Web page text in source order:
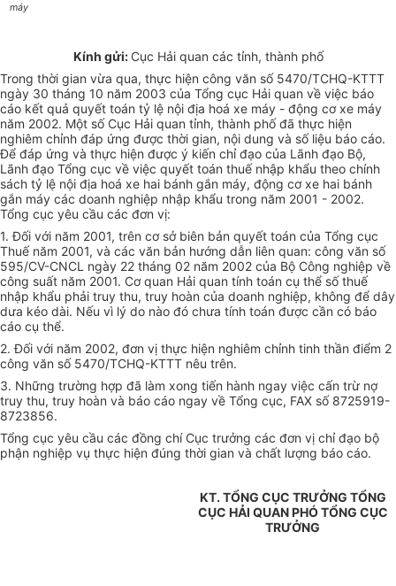
máy
Kính gửi: Cục Hải quan các tỉnh, thành phố
Trong thời gian vừa qua, thực hiện công văn số 5470/TCHQ-KTTT
ngày 30 tháng 10 năm 2003 của Tổng cục Hải quan về việc báo
cáo kết quả quyết toán tỷ lệ nội địa hoá xe máy - động cơ xe máy
năm 2002. Một số Cục Hải quan tỉnh, thành phố đã thực hiện
nghiêm chỉnh đáp ứng được thời gian, nội dung và số liệu báo cáo.
Để đáp ứng và thực hiện được ý kiến chỉ đạo của Lãnh đạo Bộ,
Lãnh đạo Tổng cục về việc quyết toán thuế nhập khẩu theo chính
sách tỷ lệ nội địa hoá xe hai bánh gắn máy, động cơ xe hai bánh
gắn máy các doanh nghiệp nhập khẩu trong năm 2001 - 2002.
Tổng cục yêu cầu các đơn vị:
1. Đối với năm 2001, trên cơ sở biên bản quyết toán của Tổng cục
Thuế năm 2001, và các văn bản hướng dẫn liên quan: công văn số
595/CV-CNCL ngày 22 tháng 02 năm 2002 của Bộ Công nghiệp về
công suất năm 2001. Cơ quan Hải quan tính toán cụ thể số thuế
nhập khẩu phải truy thu, truy hoàn của doanh nghiệp, không để dây
dưa kéo dài. Nếu vì lý do nào đó chưa tính toán được cần có báo
cáo cụ thể.
2. Đối với năm 2002, đơn vị thực hiện nghiêm chỉnh tinh thần điểm 2
công văn số 5470/TCHQ-KTTT nêu trên.
3. Những trường hợp đã làm xong tiến hành ngay việc cấn trừ nợ
truy thu, truy hoàn và báo cáo ngay về Tổng cục, FAX số 8725919-
8723856.
Tổng cục yêu cầu các đồng chí Cục trưởng các đơn vị chỉ đạo bộ
phận nghiệp vụ thực hiện đúng thời gian và chất lượng báo cáo.
KT. TỔNG CỤC TRƯỞNG TỔNG
CỤC HẢI QUAN PHÓ TỔNG CỤC
TRƯỞNG